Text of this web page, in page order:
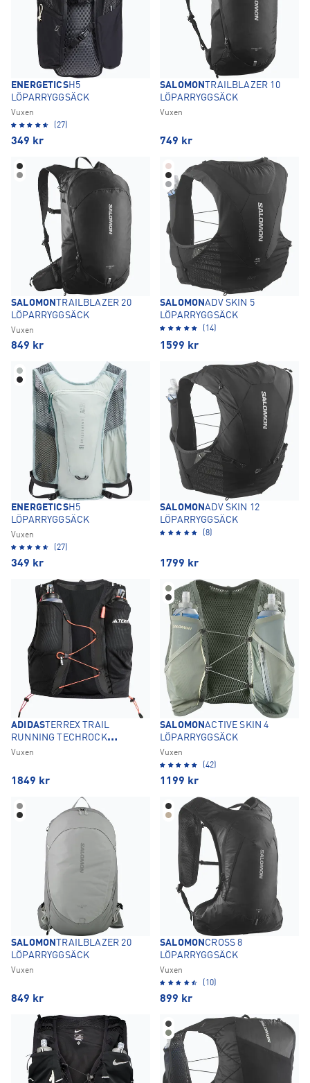
ENERGETICSH5
LÖPARRYGGSÄCK
Vuxen
(27)
349 kr
SALOMON
TRAILBLAZER 10
LÖPARRYGGSÄCK
Vuxen
749 kr
SALOMON
TRAILBLAZER 20
LÖPARRYGGSÄCK
Vuxen
849 kr
SALOMONADV SKIN 5
LÖPARRYGGSÄCK
(14)
1599 kr
ENERGETICSH5
LÖPARRYGGSÄCK
Vuxen
(27)
349 kr
SALOMONADV SKIN 12
LÖPARRYGGSÄCK
(8)
1799 kr
ADIDAS TERREX TRAIL
RUNNING TECHROCK
LÖPARRYGGSÄCK
Vuxen
1849 kr
SALOMONACTIVE SKIN 4
LÖPARRYGGSÄCK
Vuxen
(42)
1199 kr
SALOMON
TRAILBLAZER 20
LÖPARRYGGSÄCK
Vuxen
849 kr
SALOMON CROSS 8
LÖPARRYGGSÄCK
Vuxen
(10)
899 kr